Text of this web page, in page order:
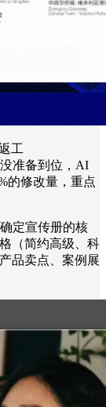
工
准备到位，AI
的修改量，重点
定宣传册的核
（简约高级、科
品卖点、案例展